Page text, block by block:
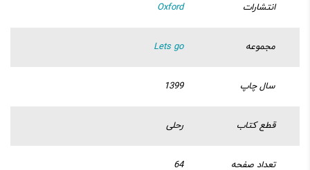
انتشارات Oxford
مجموعه Lets go
سال چاپ 1399
قطع کتاب رحلی
تعداد صفحه 64